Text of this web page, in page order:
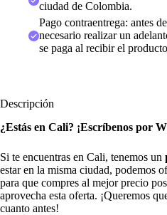
ciudad de Colombia.
Pago contraentrega: antes
necesario realizar un
se paga al recibir el
Descripción
¿Estás en Cali? ¡Escríbenos por
Si te encuentras en Cali, tenemos un
estar en la misma ciudad, podemos
para que compres al mejor precio
aprovecha esta oferta. ¡Queremos
cuanto antes!